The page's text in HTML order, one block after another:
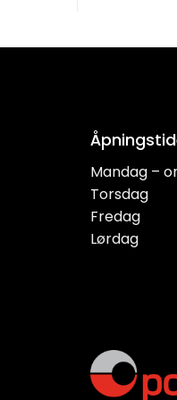
Mandag –
Torsdag
Fredag
Lørdag